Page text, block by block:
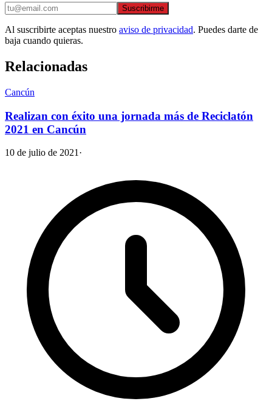
Suscribirme
Al suscribirte aceptas nuestro aviso de privacidad. Puedes darte de
baja cuando quieras.
Relacionadas
Cancún
Realizan con éxito una jornada más de Reciclatón
2021 en Cancún
10 de julio de 2021 ·